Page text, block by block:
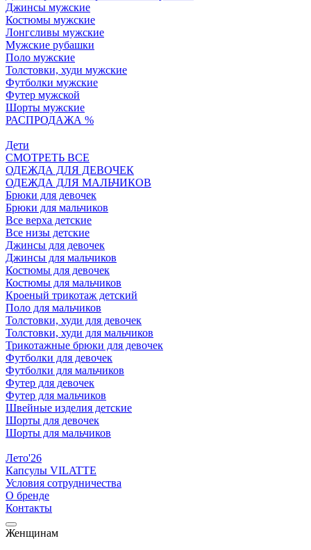
Джинсы мужские
Костюмы мужские
Лонгсливы мужские
Мужские рубашки
Поло мужские
Толстовки, худи мужские
Футболки мужские
Футер мужской
Шорты мужские
РАСПРОДАЖА %
Дети
СМОТРЕТЬ ВСЕ
ОДЕЖДА ДЛЯ ДЕВОЧЕК
ОДЕЖДА ДЛЯ МАЛЬЧИКОВ
Брюки для девочек
Брюки для мальчиков
Все верха детские
Все низы детские
Джинсы для девочек
Джинсы для мальчиков
Костюмы для девочек
Костюмы для мальчиков
Кроеный трикотаж детский
Поло для мальчиков
Толстовки, худи для девочек
Толстовки, худи для мальчиков
Трикотажные брюки для девочек
Футболки для девочек
Футболки для мальчиков
Футер для девочек
Футер для мальчиков
Швейные изделия детские
Шорты для девочек
Шорты для мальчиков
Лето'26
Капсулы VILATTE
Условия сотрудничества
О бренде
Контакты
Женщинам